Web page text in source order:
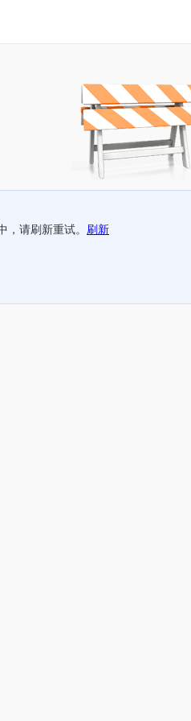
，请刷新重试。 刷新